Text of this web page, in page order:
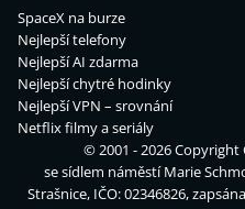
SpaceX na burze
Nejlepší telefony
Nejlepší AI zdarma
Nejlepší chytré hodinky
Nejlepší VPN – srovnání
Netflix filmy a seriály
© 2001 - 2026 Copyright
se sídlem náměstí Marie
Strašnice, IČO: 02346826,